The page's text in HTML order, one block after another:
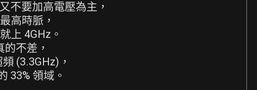
不要加高電壓為主，
高時脈，
上 4GHz。
不差，
(3.3GHz)，
33% 領域。